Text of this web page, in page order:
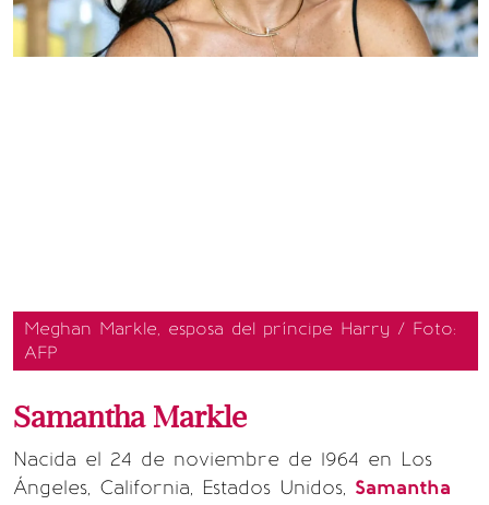
Meghan Markle, esposa del príncipe Harry / Foto:
AFP
Samantha Markle
Nacida el 24 de noviembre de 1964 en Los
Ángeles, California, Estados Unidos, Samantha